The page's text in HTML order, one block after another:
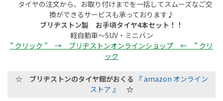
タイヤの注文から、お取り付けまでを一括してスムーズなご交
換ができるサービスも承っております♪
ブリヂストン製 お手頃タイヤ4本セット！！
軽自動車～SUV・ミニバン
” クリック ” → ブリヂストンオンラインショップ ← ” クリ
ック
☆ ブリヂストンのタイヤ館がおくる
『 amazon オンライン
ストア 』 ☆